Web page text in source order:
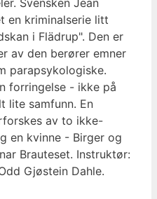
Svensken Jean
en kriminalserie litt
i Flädrup". Den er
av den berører emner
parapsykologiske.
forringelse - ikke på
lite samfunn. En
av to ikke-
en kvinne - Birger og
Brauteset. Instruktør:
Gjøstein Dahle.